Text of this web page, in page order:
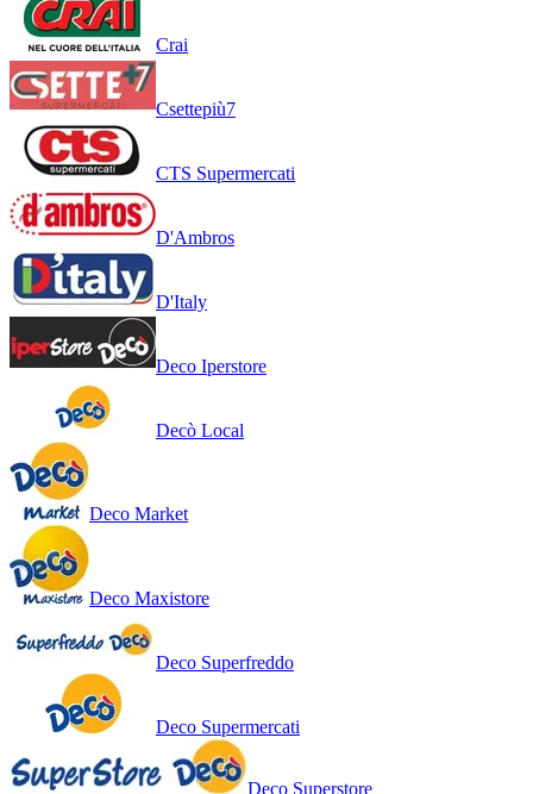
Crai
Csettepiù7
CTS Supermercati
D'Ambros
D'Italy
Deco Iperstore
Decò Local
Deco Market
Deco Maxistore
Deco Superfreddo
Deco Supermercati
Deco Superstore